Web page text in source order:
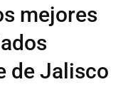
mejores
de Jalisco